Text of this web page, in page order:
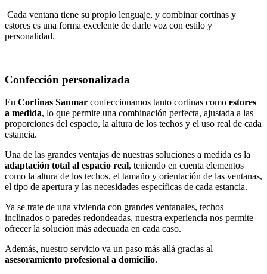
Cada ventana tiene su propio lenguaje, y combinar cortinas y
estores es una forma excelente de darle voz con estilo y
personalidad.
Confección personalizada
En Cortinas Sanmar confeccionamos tanto cortinas como estores
a medida, lo que permite una combinación perfecta, ajustada a las
proporciones del espacio, la altura de los techos y el uso real de cada
estancia.
Una de las grandes ventajas de nuestras soluciones a medida es la
adaptación total al espacio real, teniendo en cuenta elementos
como la altura de los techos, el tamaño y orientación de las ventanas,
el tipo de apertura y las necesidades específicas de cada estancia.
Ya se trate de una vivienda con grandes ventanales, techos
inclinados o paredes redondeadas, nuestra experiencia nos permite
ofrecer la solución más adecuada en cada caso.
Además, nuestro servicio va un paso más allá gracias al
asesoramiento profesional a domicilio.